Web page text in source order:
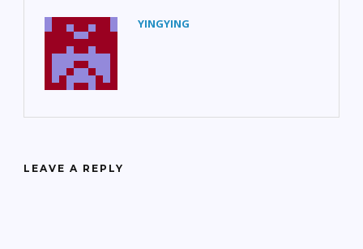
YINGYING
LEAVE A REPLY